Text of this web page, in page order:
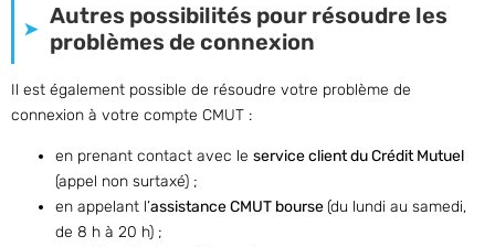
Autres possibilités pour résoudre les
problèmes de connexion
Il est également possible de résoudre votre problème de
connexion à votre compte CMUT :
en prenant contact avec le service client du Crédit Mutuel
(appel non surtaxé) ;
en appelant l’assistance CMUT bourse(du lundi au samedi,
de 8 h à 20 h) ;